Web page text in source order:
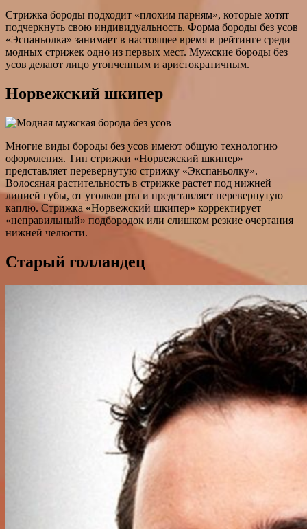
Стрижка бороды подходит «плохим парням», которые хотят
подчеркнуть свою индивидуальность. Форма бороды без усов
«Эспаньолка» занимает в настоящее время в рейтинге среди
модных стрижек одно из первых мест. Мужские бороды без
усов делают лицо утонченным и аристократичным.
Норвежский шкипер
Многие виды бороды без усов имеют общую технологию
оформления. Тип стрижки «Норвежский шкипер»
представляет перевернутую стрижку «Экспаньолку».
Волосяная растительность в стрижке растет под нижней
линией губы, от уголков рта и представляет перевернутую
каплю. Стрижка «Норвежский шкипер» корректирует
«неправильный» подбородок или слишком резкие очертания
нижней челюсти.
Старый голландец